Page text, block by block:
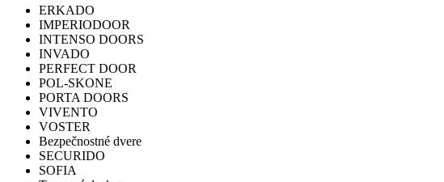
ERKADO
IMPERIODOOR
INTENSO DOORS
INVADO
PERFECT DOOR
POL-SKONE
PORTA DOORS
VIVENTO
VOSTER
Bezpečnostné dvere
SECURIDO
SOFIA